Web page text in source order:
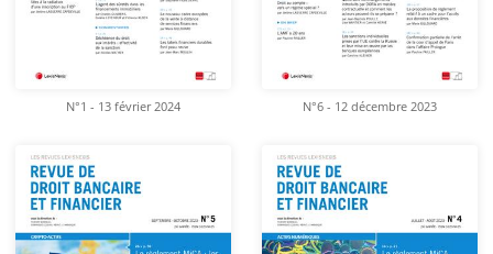
N°1 - 13 février 2024 N°6 - 12 décembre 2023